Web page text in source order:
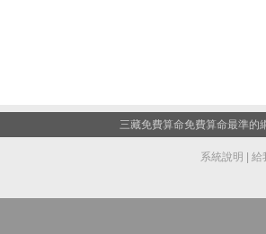
三藏免費算命免費算命最準的
系統說明 給